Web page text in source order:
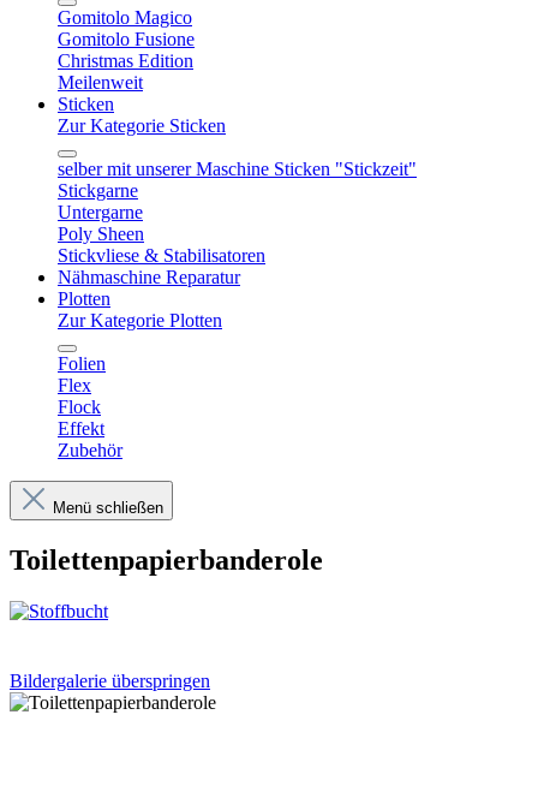
Gomitolo Magico
Gomitolo Fusione
Christmas Edition
Meilenweit
Sticken
Zur Kategorie Sticken
selber mit unserer Maschine Sticken "Stickzeit"
Stickgarne
Untergarne
Poly Sheen
Stickvliese & Stabilisatoren
Nähmaschine Reparatur
Plotten
Zur Kategorie Plotten
Folien
Flex
Flock
Effekt
Zubehör
Menü schließen
Toilettenpapierbanderole
Bildergalerie überspringen